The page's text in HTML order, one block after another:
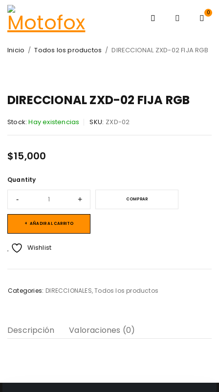
0
Inicio / Todos los productos / DIRECCIONAL ZXD-02 FIJA RGB
DIRECCIONAL ZXD-02 FIJA RGB
Stock: Hay existencias SKU: ZXD-02
$15,000
Quantity
AÑADIR AL CARRITO
COMPRAR
Wishlist
Categories: DIRECCIONALES,Todos los productos
Descripción Valoraciones (0)